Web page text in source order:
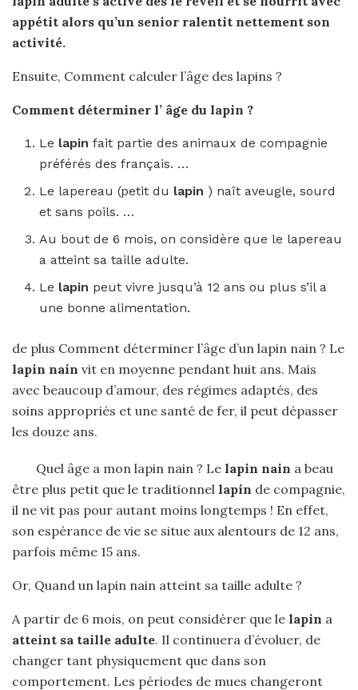
appétit alors qu’un senior ralentit nettement son
activité.
Ensuite, Comment calculer l’âge des lapins ?
Comment déterminer l’ âge du lapin ?
Le lapinfait partie des animaux de compagnie
préférés des français. …
Le lapereau (petit du lapin ) naît aveugle, sourd
et sans poils. …
Au bout de 6 mois, on considère que le lapereau
a atteint sa taille adulte.
Le lapin peut vivre jusqu’à 12 ans ou plus s’il a
une bonne alimentation.
de plus Comment déterminer l’âge d’un lapin nain ? Le
lapin nain vit en moyenne pendant huit ans. Mais
avec beaucoup d’amour, des régimes adaptés, des
soins appropriés et une santé de fer, il peut dépasser
les douze ans.
Quel âge a mon lapin nain ? Le lapin nain a beau
être plus petit que le traditionnel lapin de compagnie,
il ne vit pas pour autant moins longtemps ! En effet,
son espérance de vie se situe aux alentours de 12 ans,
parfois même 15 ans.
Or, Quand un lapin nain atteint sa taille adulte ?
A partir de 6 mois, on peut considérer que le lapin a
atteint sa taille adulte. Il continuera d’évoluer, de
changer tant physiquement que dans son
comportement. Les périodes de mues changeront